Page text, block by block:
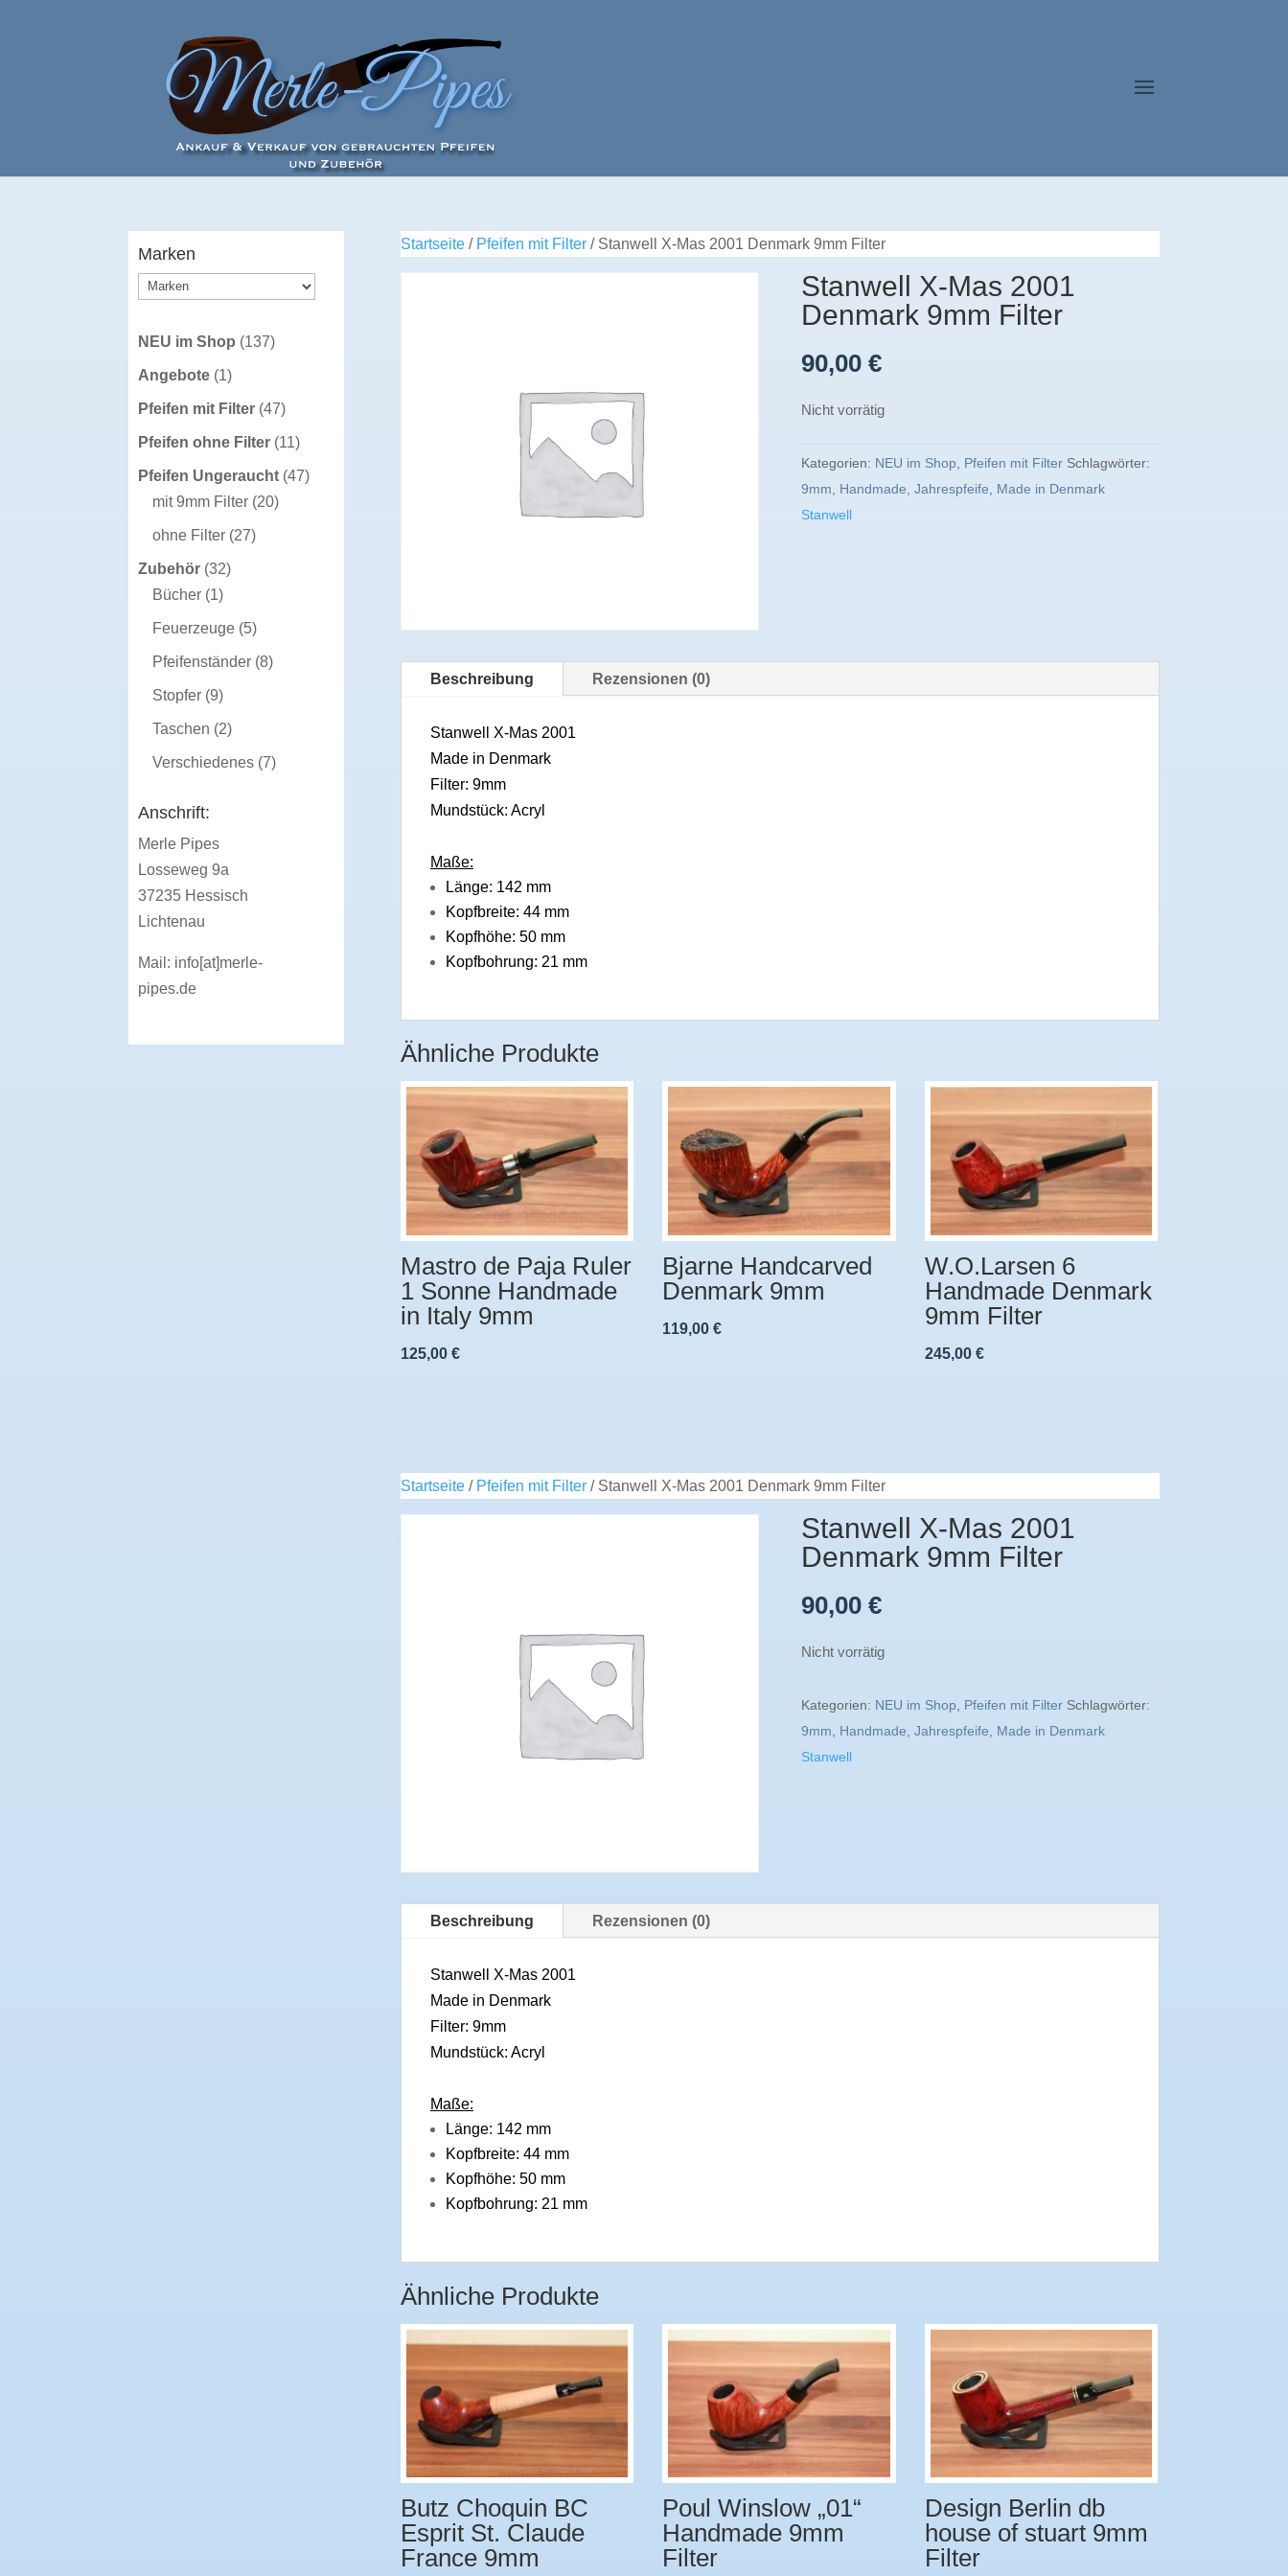
Startseite/ Pfeifen mit Filter/ Stanwell X-Mas 2001 Denmark 9mm Filter
Stanwell X-Mas 2001
Denmark 9mm Filter
90,00 €
Nicht vorrätig
Kategorien: NEU im Shop, Pfeifen mit Filter Schlagwörter:
9mm, Handmade, Jahrespfeife, Made in Denmark
Stanwell
Beschreibung Rezensionen (0)
Stanwell X-Mas 2001
Made in Denmark
Filter: 9mm
Mundstück: Acryl
Maße:
Länge: 142 mm
Kopfbreite: 44 mm
Kopfhöhe: 50 mm
Kopfbohrung: 21 mm
Ähnliche Produkte
Mastro de Paja Ruler
1 Sonne Handmade
in Italy 9mm
125,00 €
Bjarne Handcarved
Denmark 9mm
119,00€
W.O.Larsen 6
Handmade Denmark
9mm Filter
245,00 €
Startseite/ Pfeifen mit Filter/ Stanwell X-Mas 2001 Denmark 9mm Filter
Stanwell X-Mas 2001
Denmark 9mm Filter
90,00 €
Nicht vorrätig
Kategorien: NEU im Shop, Pfeifen mit Filter Schlagwörter:
9mm, Handmade, Jahrespfeife, Made in Denmark
Stanwell
Beschreibung Rezensionen (0)
Stanwell X-Mas 2001
Made in Denmark
Filter: 9mm
Mundstück: Acryl
Maße:
Länge: 142 mm
Kopfbreite: 44 mm
Kopfhöhe: 50 mm
Kopfbohrung: 21 mm
Ähnliche Produkte
Butz Choquin BC
Esprit St. Claude
France 9mm
Poul Winslow „01“
Handmade 9mm
Filter
Design Berlin db
house of stuart 9mm
Filter
Marken
NEU im Shop 137137
Angebote 11
Produkt
Pfeifen mit Filter 4747
Produkte
Pfeifen ohne Filter 1111
Produkte
Pfeifen Ungeraucht 4747
mit 9mm Filter 2020
ohne Filter 2727
Zubehör 3232
Bücher 11
Produkt
Feuerzeuge 55
Produkte
Pfeifenständer 88
Stopfer 99
Produkte
Taschen 22
Produkte
Verschiedenes 77
Anschrift:
Merle Pipes
Losseweg 9a
37235 Hessisch
Lichtenau
Mail: info[at]merle-
pipes.de